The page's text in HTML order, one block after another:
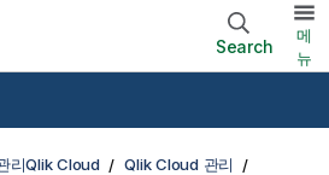
Search
메
뉴
리Qlik Cloud Qlik Cloud 관리